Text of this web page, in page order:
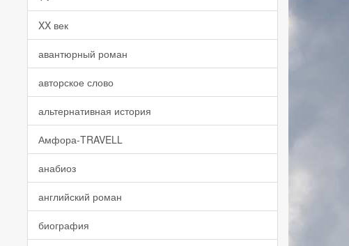
XX век
авантюрный роман
авторское слово
альтернативная история
Амфора-TRAVELL
анабиоз
английский роман
биография